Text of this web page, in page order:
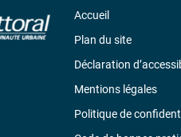
Accueil
Plan du site
Déclaration
Mentions légales
Politique de